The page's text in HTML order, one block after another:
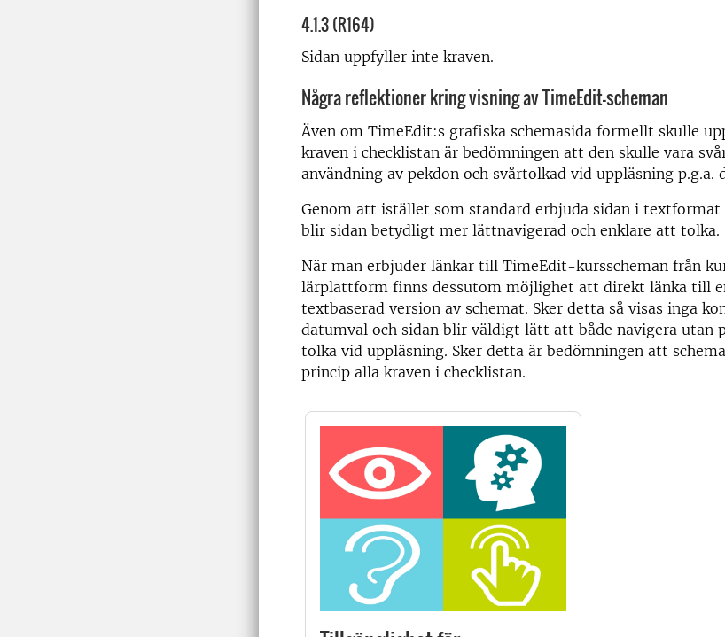
4.1.3 (R164)
Sidan uppfyller inte kraven.
Några reflektioner kring visning av TimeEdit-scheman
Även om TimeEdit:s grafiska schemasida formellt skulle
kraven i checklistan är bedömningen att den skulle vara
användning av pekdon och svårtolkad vid uppläsning p.g.a.
Genom att istället som standard erbjuda sidan i
blir sidan betydligt mer lättnavigerad och enklare att tolka.
När man erbjuder länkar till TimeEdit-kursscheman från
lärplattform finns dessutom möjlighet att direkt länka till
textbaserad version av schemat. Sker detta så visas inga
datumval och sidan blir väldigt lätt att både navigera utan
tolka vid uppläsning. Sker detta är bedömningen att
princip alla kraven i checklistan.